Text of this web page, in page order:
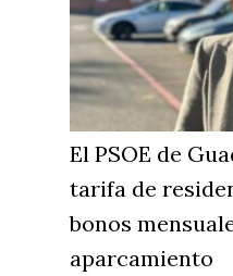
El PSOE de
tarifa de
bonos
aparcamiento